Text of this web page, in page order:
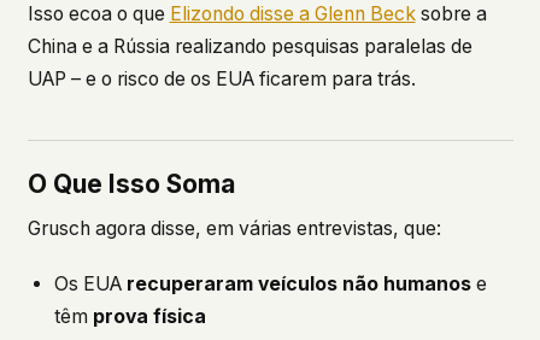
Isso ecoa o que Elizondo disse a Glenn Becksobre a
China e a Rússia realizando pesquisas paralelas de
UAP – e o risco de os EUA ficarem para trás.
O Que Isso Soma
Grusch agora disse, em várias entrevistas, que:
Os EUA recuperaram veículos não humanos e
têm prova física